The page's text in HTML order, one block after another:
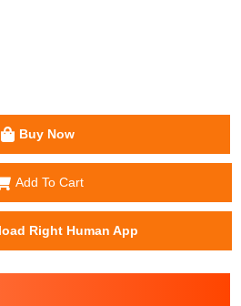
Buy Now
Add To Cart
Right Human App